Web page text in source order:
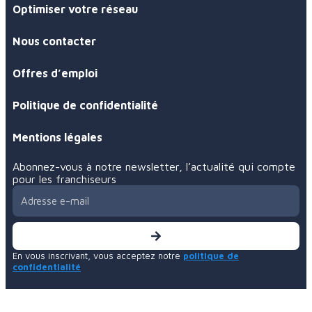
Optimiser votre réseau
Nous contacter
Offres d’emploi
Politique de confidentialité
Mentions légales
Abonnez-vous à notre newsletter, l’actualité qui compte
pour les franchiseurs
En vous inscrivant, vous acceptez notre politique de
confidentialité